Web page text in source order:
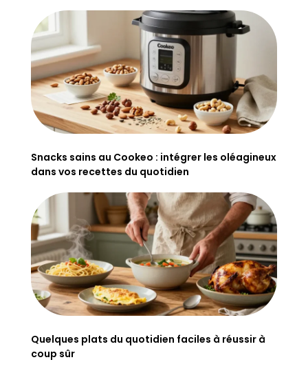
Snacks sains au Cookeo : intégrer les oléagineux
dans vos recettes du quotidien
Quelques plats du quotidien faciles à réussir à
coup sûr